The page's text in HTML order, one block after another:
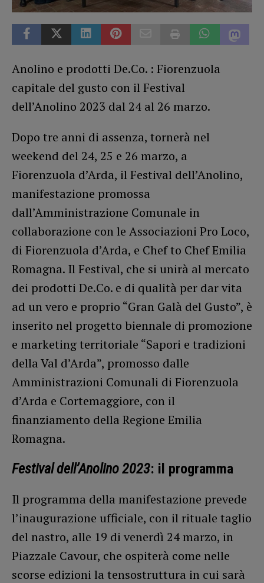
Anolino e prodotti De.Co. : Fiorenzuola
capitale del gusto con il Festival
dell’Anolino 2023 dal 24 al 26 marzo.
Dopo tre anni di assenza, tornerà nel
weekend del 24, 25 e 26 marzo, a
Fiorenzuola d’Arda, il Festival dell’Anolino,
manifestazione promossa
dall’Amministrazione Comunale in
collaborazione con le Associazioni Pro Loco,
di Fiorenzuola d’Arda, e Chef to Chef Emilia
Romagna. Il Festival, che si unirà al mercato
dei prodotti De.Co. e di qualità per dar vita
ad un vero e proprio “Gran Galà del Gusto”, è
inserito nel progetto biennale di promozione
e marketing territoriale “Sapori e tradizioni
della Val d’Arda”, promosso dalle
Amministrazioni Comunali di Fiorenzuola
d’Arda e Cortemaggiore, con il
finanziamento della Regione Emilia
Romagna.
Festival dell’Anolino 2023: il programma
Il programma della manifestazione prevede
l’inaugurazione ufficiale, con il rituale taglio
del nastro, alle 19 di venerdì 24 marzo, in
Piazzale Cavour, che ospiterà come nelle
scorse edizioni la tensostruttura in cui sarà